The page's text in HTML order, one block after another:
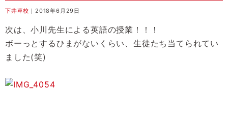
下井草校 ｜2018年6月29日
次は、小川先生による英語の授業！！！
ボーっとするひまがないくらい、生徒たち当てられてい
ました(笑)